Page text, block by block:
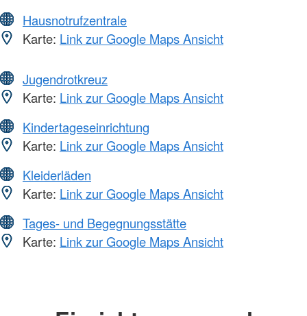
Hausnotrufzentrale
Karte: Link zur Google Maps Ansicht
Jugendrotkreuz
Karte: Link zur Google Maps Ansicht
Kindertageseinrichtung
Karte: Link zur Google Maps Ansicht
Kleiderläden
Karte: Link zur Google Maps Ansicht
Tages- und Begegnungsstätte
Karte: Link zur Google Maps Ansicht